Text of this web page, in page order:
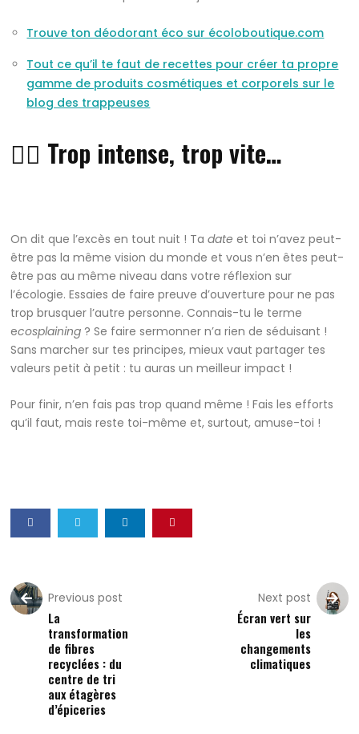
Trouve ton déodorant éco sur écoloboutique.com
Tout ce qu’il te faut de recettes pour créer ta propre
gamme de produits cosmétiques et corporels sur le
blog des trappeuses
👎🏼 Trop intense, trop vite…
On dit que l’excès en tout nuit ! Tadate et toi n’avez peut-
être pas la même vision du monde et vous n’en êtes peut-
être pas au même niveau dans votre réflexion sur
l’écologie. Essaies de faire preuve d’ouverture pour ne pas
trop brusquer l’autre personne. Connais-tu le terme
ecosplaining ? Se faire sermonner n’a rien de séduisant !
Sans marcher sur tes principes, mieux vaut partager tes
valeurs petit à petit : tu auras un meilleur impact !
Pour finir, n’en fais pas trop quand même ! Fais les efforts
qu’il faut, mais reste toi-même et, surtout, amuse-toi !
Previous post
La
transformation
de fibres
recyclées : du
centre de tri
aux étagères
d’épiceries
Next post
Écran vert sur
les
changements
climatiques